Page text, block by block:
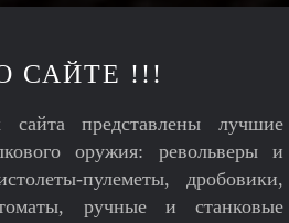
САЙТЕ !!!
сайта представлены лучшие
оружия: револьверы и
пулеметы, дробовики,
ручные и станковые